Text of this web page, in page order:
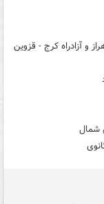
و آزادراه کرج - قزوین
شمال